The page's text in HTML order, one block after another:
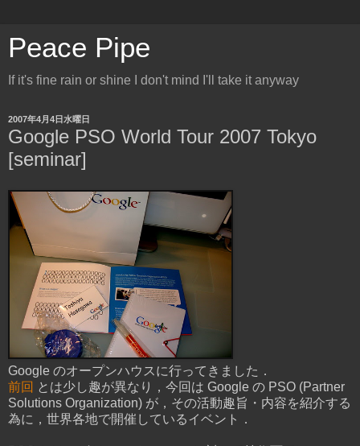
Peace Pipe
If it's fine rain or shine I don't mind I'll take it anyway
2007年4月4日水曜日
Google PSO World Tour 2007 Tokyo
[seminar]
Google のオープンハウスに行ってきました．
前回 とは少し趣が異なり，今回は Google の PSO (Partner
Solutions Organization) が，その活動趣旨・内容を紹介する
為に，世界各地で開催しているイベント．